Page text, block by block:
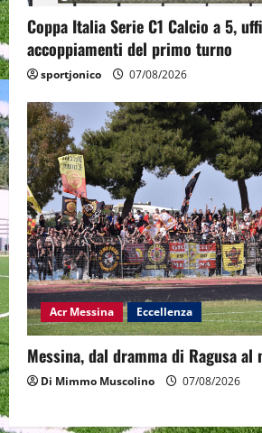
Coppa Italia Serie C1 Calcio a 5,
accoppiamenti del primo turno
sportjonico 07/08/2026
Acr Messina Eccellenza
Messina, dal dramma di Ragusa al
Di Mimmo Muscolino 07/08/2026